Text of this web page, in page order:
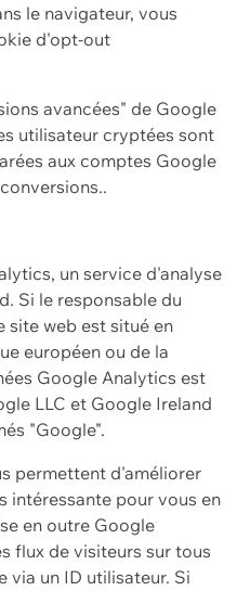
le navigateur, vous
d'opt-out
avancées" de Google
utilisateur cryptées sont
aux comptes Google
un service d'analyse
Si le responsable du
site web est situé en
européen ou de la
Google Analytics est
LLC et Google Ireland
"Google".
permettent d'améliorer
intéressante pour vous en
en outre Google
flux de visiteurs sur tous
via un ID utilisateur. Si